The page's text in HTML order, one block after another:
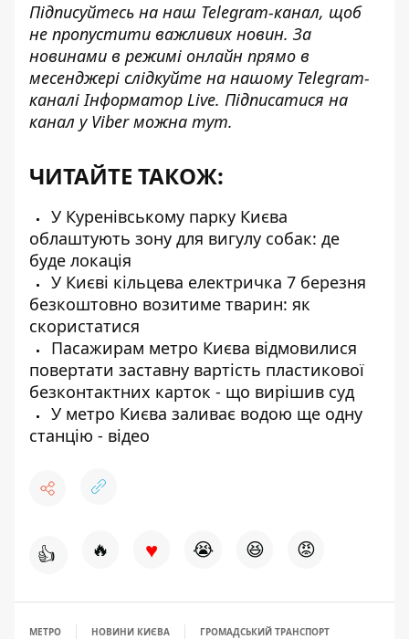
Підписуйтесь на наш Telegram-канал, щоб
не пропустити важливих новин. За
новинами в режимі онлайн прямо в
месенджері слідкуйте на нашому Telegram-
каналіІнформатор Live. Підписатися на
канал у Viber можна тут.
ЧИТАЙТЕ ТАКОЖ:
У Куренівському парку Києва
облаштують зону для вигулу собак: де
буде локація
У Києві кільцева електричка 7 березня
безкоштовно возитиме тварин: як
скористатися
Пасажирам метро Києва відмовилися
повертати заставну вартість пластикової
безконтактних карток - що вирішив суд
У метро Києва заливає водою ще одну
станцію - відео
👍 🔥 ♥ 😭 😆 😡
МЕТРО НОВИНИ КИЄВА ГРОМАДСЬКИЙ ТРАНСПОРТ